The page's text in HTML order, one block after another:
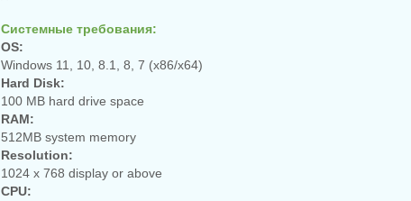
Системные требования:
OS:
Windows 11, 10, 8.1, 8, 7 (x86/x64)
Hard Disk:
100 MB hard drive space
RAM:
512MB system memory
Resolution:
1024 x 768 display or above
CPU: